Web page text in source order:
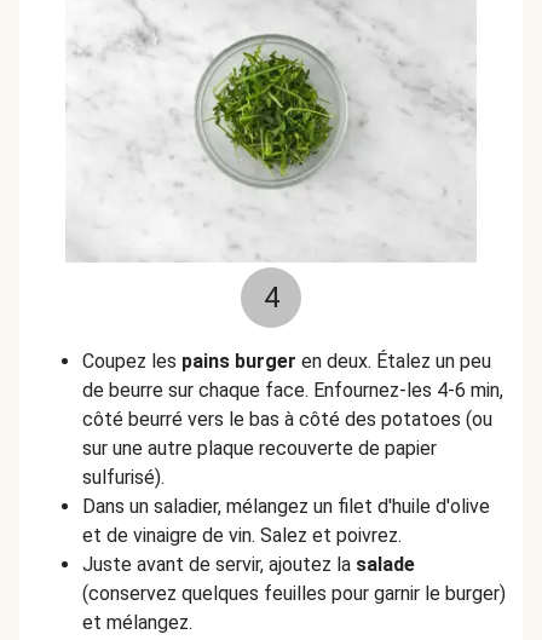
4
Coupez les pains burger en deux. Étalez un peu
de beurre sur chaque face. Enfournez-les 4-6 min,
côté beurré vers le bas à côté des potatoes (ou
sur une autre plaque recouverte de papier
sulfurisé).
Dans un saladier, mélangez un filet d'huile d'olive
et de vinaigre de vin. Salez et poivrez.
Juste avant de servir, ajoutez la salade
(conservez quelques feuilles pour garnir le burger)
et mélangez.